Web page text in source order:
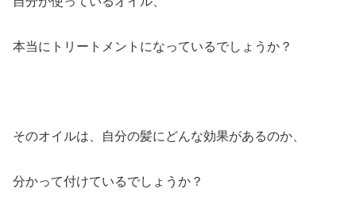
本当にトリートメントになっているでしょうか？
そのオイルは、自分の髪にどんな効果があるのか、
分かって付けているでしょうか？